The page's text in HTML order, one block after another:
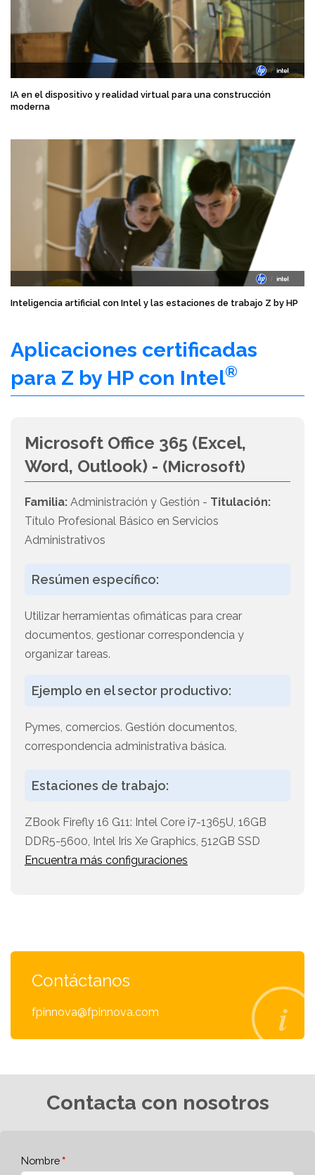
IA en el dispositivo y realidad virtual para una construcción
moderna
Inteligencia artificial con Intel y las estaciones de trabajo Z by HP
Aplicaciones certificadas
para Z by HP con Intel®
Microsoft Office 365 (Excel,
Word, Outlook) - (Microsoft)
Familia: Administración y Gestión - Titulación:
Título Profesional Básico en Servicios
Administrativos
Resúmen específico:
Utilizar herramientas ofimáticas para crear
documentos, gestionar correspondencia y
organizar tareas.
Ejemplo en el sector productivo:
Pymes, comercios. Gestión documentos,
correspondencia administrativa básica.
Estaciones de trabajo:
ZBook Firefly 16 G11: Intel Core i7-1365U, 16GB
DDR5-5600, Intel Iris Xe Graphics, 512GB SSD
Encuentra más configuraciones
Contáctanos
fpinnova@fpinnova.com
Contacta con nosotros
Nombre